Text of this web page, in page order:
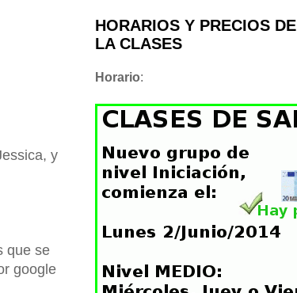
y
que se
google
HORARIOS Y PRECIOS DE
LA CLASES
Horario: